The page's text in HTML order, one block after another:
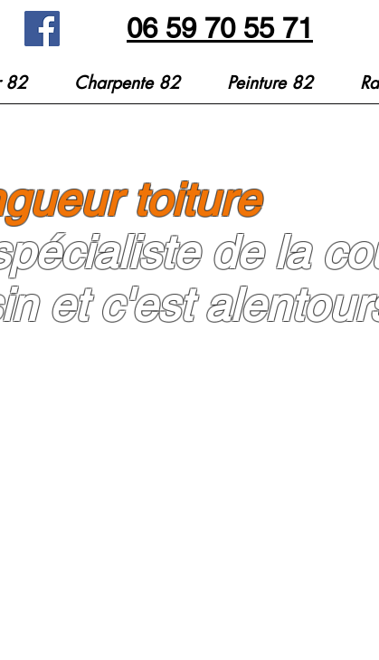
06 59 70 55 71
82 Charpente 82 Peinture 82
toiture
de la
et c'est